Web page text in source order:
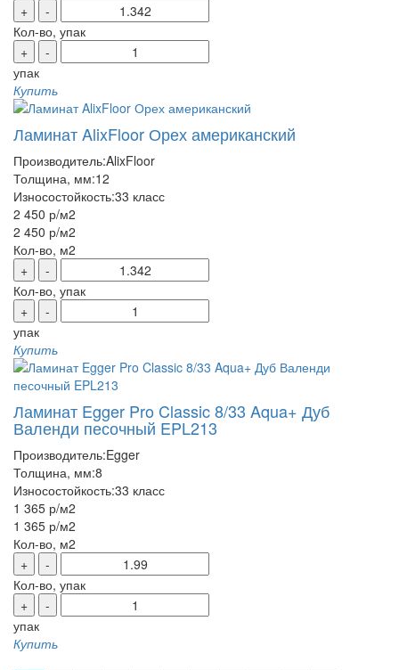
+
-
Кол-во, упак
+
-
упак
Купить
Ламинат AlixFloor Орех американский
Производитель:AlixFloor
Толщина, мм:12
Износостойкость:33 класс
2 450 р/м2
2 450 р/м2
Кол-во, м2
+
-
Кол-во, упак
+
-
упак
Купить
Ламинат Egger Pro Classic 8/33 Aqua+ Дуб
Валенди песочный EPL213
Производитель:Egger
Толщина, мм:8
Износостойкость:33 класс
1 365 р/м2
1 365 р/м2
Кол-во, м2
+
-
Кол-во, упак
+
-
упак
Купить